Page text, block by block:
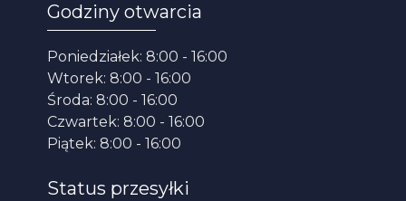
Godziny otwarcia
Poniedziałek: 8:00 - 16:00
Wtorek: 8:00 - 16:00
Środa: 8:00 - 16:00
Czwartek: 8:00 - 16:00
Piątek: 8:00 - 16:00
Status przesyłki